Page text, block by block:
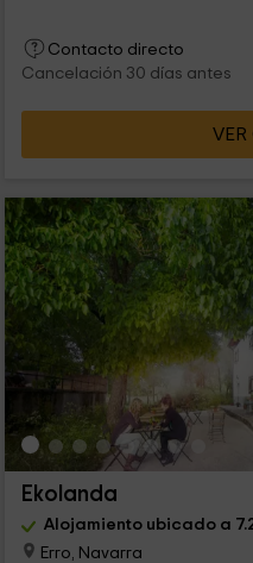
Contacto directo
Cancelación 30 días antes
VER
Ekolanda
Alojamiento ubicado a
Erro, Navarra